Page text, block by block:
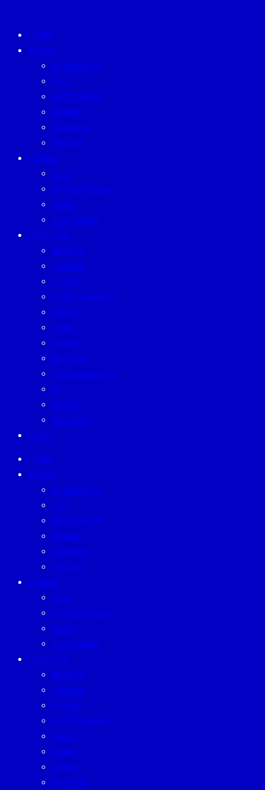
HOME
TODAY
ECONOMICS
ESG
INVESTMENT
TREND
BUSINESS
PEOPLE
FORUM
CEO
ENTREPRENEUR
GURU
SUSTAINISM
LIFESTYLE
BEAUTY
CAREER
EATERY
ENTERTAINMENT
FAMILY
LIVING
MONEY
MUTELU
SUSTAINABILITY
TECH
TRAVEL
WELLNESS
EVENT
HOME
TODAY
ECONOMICS
ESG
INVESTMENT
TREND
BUSINESS
PEOPLE
FORUM
CEO
ENTREPRENEUR
GURU
SUSTAINISM
LIFESTYLE
BEAUTY
CAREER
EATERY
ENTERTAINMENT
FAMILY
LIVING
MONEY
MUTELU